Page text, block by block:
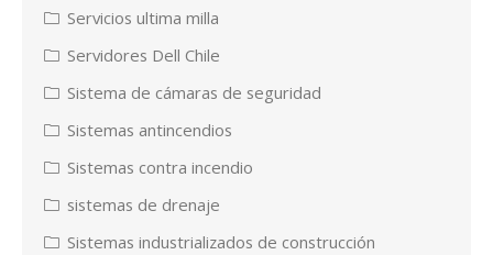
Servicios ultima milla
Servidores Dell Chile
Sistema de cámaras de seguridad
Sistemas antincendios
Sistemas contra incendio
sistemas de drenaje
Sistemas industrializados de construcción